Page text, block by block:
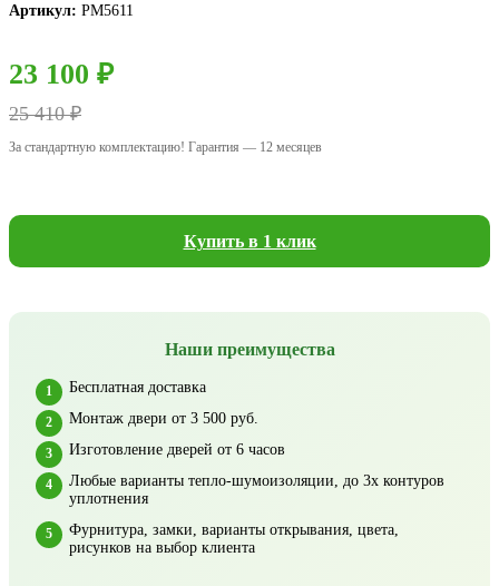
Артикул: РМ5611
23 100 ₽
25 410 ₽
За стандартную комплектацию! Гарантия — 12 месяцев
Купить в 1 клик
Наши преимущества
Бесплатная доставка
Монтаж двери от 3 500 руб.
Изготовление дверей от 6 часов
Любые варианты тепло-шумоизоляции, до 3х контуров
уплотнения
Фурнитура, замки, варианты открывания, цвета,
рисунков на выбор клиента